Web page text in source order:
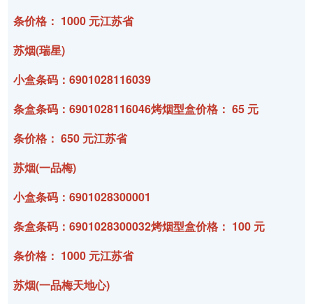
条价格： 1000 元江苏省
苏烟(瑞星)
小盒条码：6901028116039
条盒条码：6901028116046烤烟型盒价格： 65 元
条价格： 650 元江苏省
苏烟(一品梅)
小盒条码：6901028300001
条盒条码：6901028300032烤烟型盒价格： 100 元
条价格： 1000 元江苏省
苏烟(一品梅天地心)